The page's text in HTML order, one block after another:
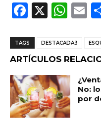
F
c
e
b
o
o
k
X
W
a
ts
A
p
p
E
ai
l
TAGS DESTACADA3
ARTÍCULOS
No:
por